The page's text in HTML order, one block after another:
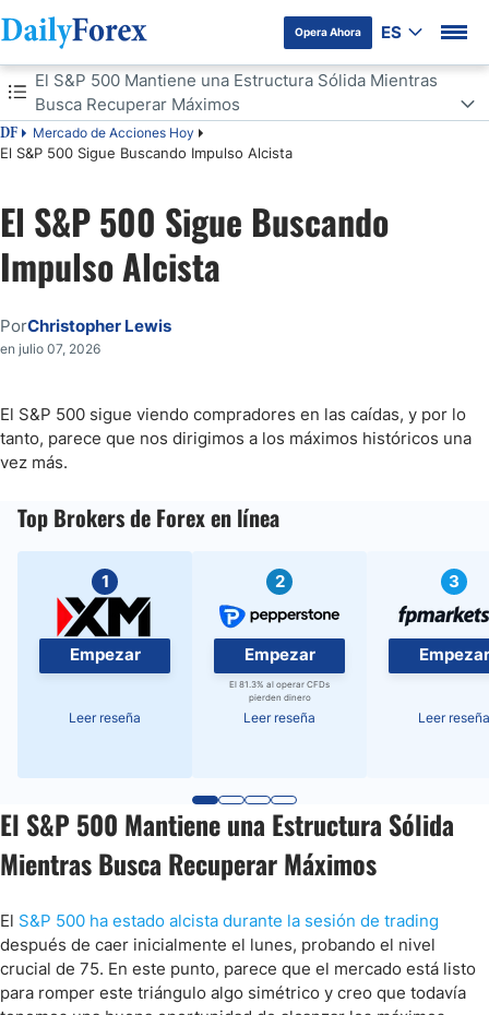
Opera Ahora ES
Tabla de contenidos
DF Mercado de Acciones Hoy
El S&P 500 Sigue Buscando Impulso Alcista
El S&P 500 Mantiene una Estructura Sólida Mientras
Busca Recuperar Máximos
El S&P 500 Mantiene una Estructura Sólida Mientras Busca
Recuperar Máximos
El S&P 500 Sigue Buscando
Impulso Alcista
PorChristopher Lewis
en julio 07, 2026
El S&P 500 sigue viendo compradores en las caídas, y por lo
tanto, parece que nos dirigimos a los máximos históricos una
vez más.
Top Brokers de Forex en línea
1
Empezar
Leer reseña
2
Empezar
El 81.3% al operar CFDs
pierden dinero
Leer reseña
3
Empezar
Leer reseña
El S&P 500 Mantiene una Estructura Sólida
Mientras Busca Recuperar Máximos
El S&P 500 ha estado alcista durante la sesión de trading
después de caer inicialmente el lunes, probando el nivel
crucial de 75. En este punto, parece que el mercado está listo
para romper este triángulo algo simétrico y creo que todavía